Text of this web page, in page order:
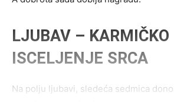
LJUBAV – KARMIČKO
ISCELJENJE SRCA
Na polju ljubavi, sledeća sedmica